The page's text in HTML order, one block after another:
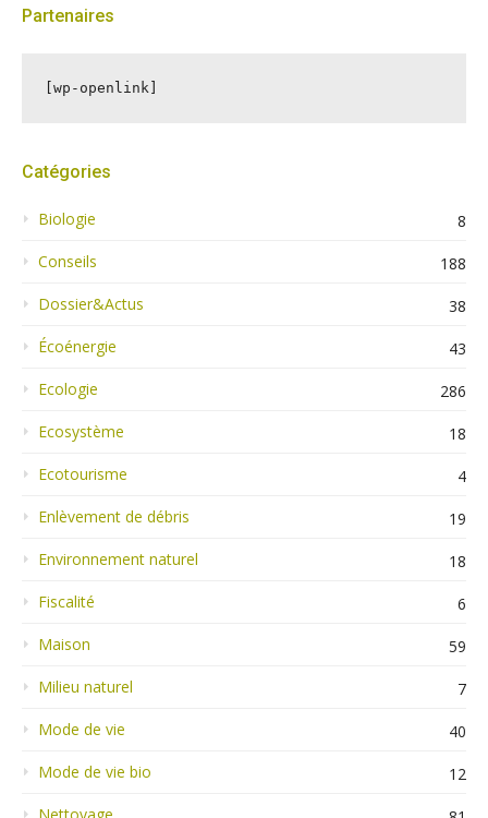
Partenaires
[wp-openlink]
Catégories
Biologie
8
Conseils
188
Dossier&Actus
38
Écoénergie
43
Ecologie
286
Ecosystème
18
Ecotourisme
4
Enlèvement de débris
19
Environnement naturel
18
Fiscalité
6
Maison
59
Milieu naturel
7
Mode de vie
40
Mode de vie bio
12
Nettoyage